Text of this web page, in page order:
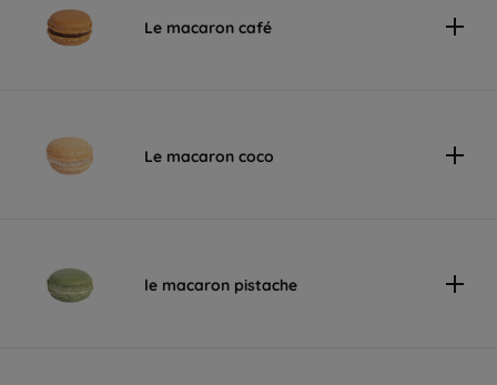
Le macaron café
Le macaron coco
le macaron pistache